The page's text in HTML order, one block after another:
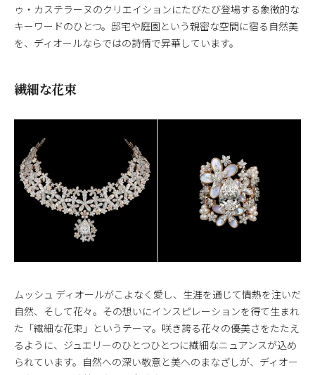
ゥ・カステラーヌのクリエイションにたびたび登場する象徴的な
キーワードのひとつ。邸宅や庭園という親密な空間に宿る自然美
を、ディオールならではの詩情で昇華しています。
繊細な花束
ムッシュ ディオールがこよなく愛し、生涯を通じて情熱を注いだ
自然、そして花々。その想いにインスピレーションを得て生まれ
た「繊細な花束」というテーマ。咲き誇る花々の優美さをたたえ
るように、ジュエリーのひとつひとつに繊細なニュアンスが込め
られています。自然への深い敬意と美へのまなざしが、ディオー